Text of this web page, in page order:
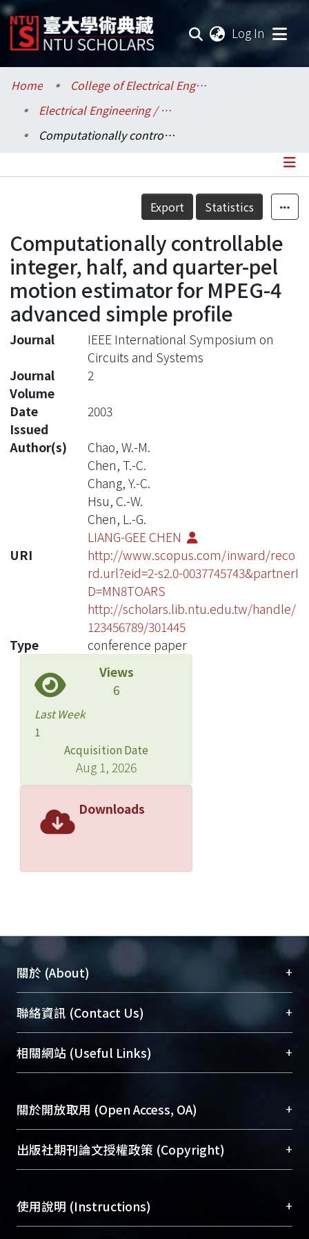
Log In
Communities & Collections
Research Outputs
Statistics
Home
College of Electrical Engineering and Computer Science / 電機資訊學院
Electrical Engineering / 電機工程學系
Computationally controllable integer, half, and quarter-pel motion estimator for MPEG-4 advanced simple profile
Details
Export Statistics
Computationally controllable
integer, half, and quarter-pel
motion estimator for MPEG-4
advanced simple profile
Journal
IEEE International Symposium on
Circuits and Systems
Journal
Volume
2
Date
Issued
2003
Author(s)
Chao, W.-M.
Chen, T.-C.
Chang, Y.-C.
Hsu, C.-W.
Chen, L.-G.
LIANG-GEE CHEN
URI
http://www.scopus.com/inward/reco
rd.url?eid=2-s2.0-0037745743&partnerI
D=MN8TOARS
http://scholars.lib.ntu.edu.tw/handle/
123456789/301445
Type
conference paper
Views
6
Last Week
1
Acquisition Date
Aug 1, 2026
Downloads
關於 (About) +
臺大位居世界頂尖大學之列，為永久珍藏及向國際
展現本校豐碩的研究成果及學術能量，圖書館整合
機構典藏（NTUR）與學術庫（AH）不同功能平
台，成為臺大學術典藏NTU scholars。期能整合研
成果。
To permanently archive and promote researcher
profiles and scholarly works, Library integrates the
services of “NTU Repository” with “Academic
聯絡資訊 (Contact Us) +
總館學科館員(Main Library)
醫學圖書館學科館員(Medical Library)
Sciences Library)
相關網站 (Useful Links) +
關於開放取用 (Open Access, OA) +
開放取用是從使用者角度提升資訊取用性的社會運
動，應用在學術研究上是透過將研究著作公開供使
用逐年攀升。同時可加速研究發展、提升研究影響
出版社期刊論文授權政策 (Copyright) +
含部分內容的版權非匯入者所有，或由第三方贊
助與合作完成，請確認該版權所有者及第三方同
使用說明 (Instructions) +